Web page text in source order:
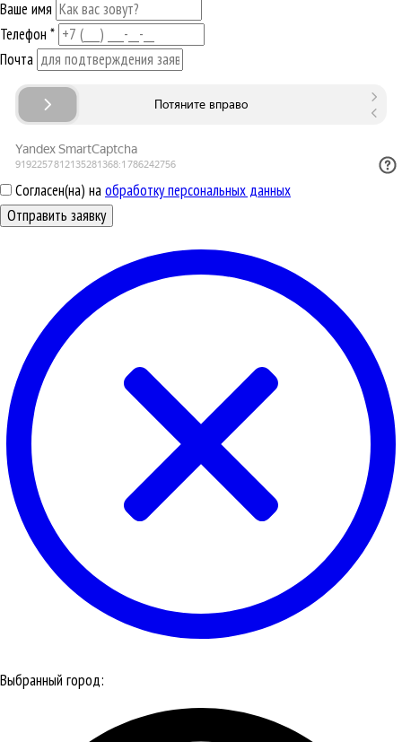
Ваше имя
Телефон *
Почта
Согласен(на) наобработку персональных данных
Отправить заявку
Выбранный город: